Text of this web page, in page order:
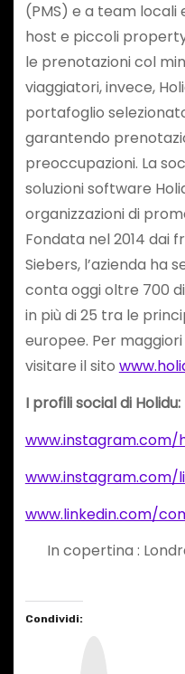
(PMS) e a team locali
host e piccoli
le prenotazioni col
viaggiatori, invece,
portafoglio
garantendo
preoccupazioni. La
soluzioni software
organizzazioni di
Fondata nel 2014 dai
Siebers, l’azienda ha
conta oggi oltre 700
in più di 25 tra le
europee. Per
visitare il sito
I profili social di Holidu:
www.instagram.com/
www.instagram.com/
www.linkedin.com/
In copertina :
Condividi: